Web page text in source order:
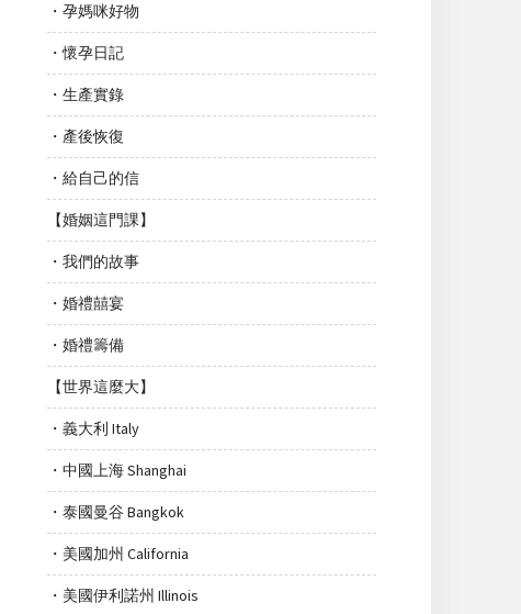
・孕媽咪好物
・懷孕日記
・生產實錄
・產後恢復
・給自己的信
【婚姻這門課】
・我們的故事
・婚禮囍宴
・婚禮籌備
【世界這麼大】
・義大利 Italy
・中國上海 Shanghai
・泰國曼谷 Bangkok
・美國加州 California
・美國伊利諾州 Illinois